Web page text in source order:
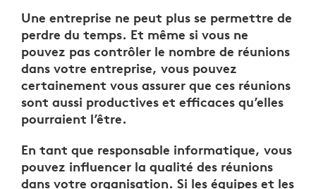
Une entreprise ne peut plus se permettre de
perdre du temps. Et même si vous ne
pouvez pas contrôler le nombre de réunions
dans votre entreprise, vous pouvez
certainement vous assurer que ces réunions
sont aussi productives et efficaces qu’elles
pourraient l’être.
En tant que responsable informatique, vous
pouvez influencer la qualité des réunions
dans votre organisation. Si les équipes et les